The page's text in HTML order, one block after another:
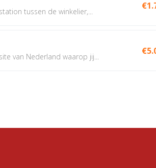
tussen de winkelier,...
van Nederland waarop jij...